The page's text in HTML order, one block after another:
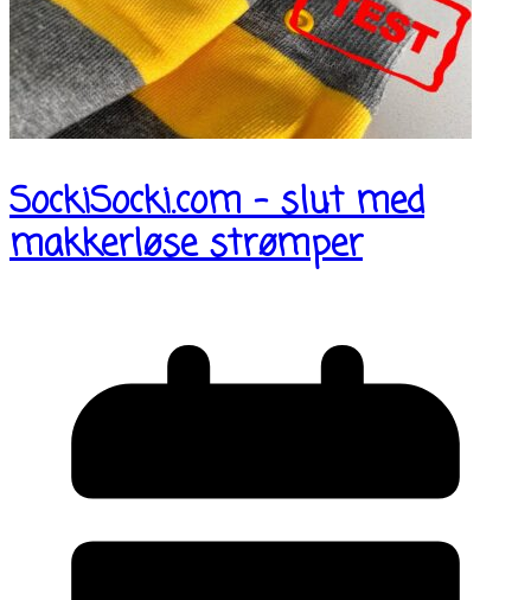
SockiSocki.com – slut med
makkerløse strømper